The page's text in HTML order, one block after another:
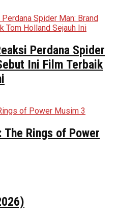
Perdana Spider
Ini Film Terbaik
Rings of Power